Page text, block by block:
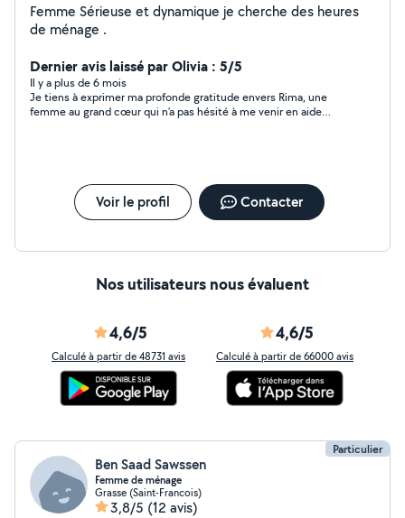
Femme Sérieuse et dynamique je cherche des heures
de ménage .
Dernier avis laissé par Olivia : 5/5
Il y a plus de 6 mois
Je tiens à exprimer ma profonde gratitude envers Rima, une
femme au grand cœur qui n’a pas hésité à me venir en aide
recommande vivement à quiconque cherche une personne
fiable et bienveillante. Merci, Rima, pour tout ce que vous avez
fait pour moi.
Voir le profil Contacter
Nos utilisateurs nous évaluent
4,6/5
Calculé à partir de 48731 avis
4,6/5
Calculé à partir de 66000 avis
Particulier
Ben Saad Sawssen
Femme de ménage
Grasse (Saint-Francois)
3,8/5 (12 avis)